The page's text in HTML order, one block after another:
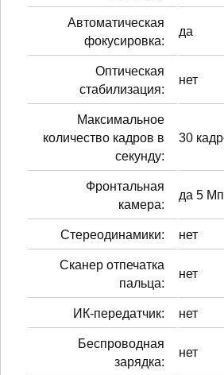
Автоматическая
фокусировка:
да
Оптическая
стабилизация:
нет
Максимальное
количество кадров в
секунду:
30
Фронтальная
камера:
да 5 Мп
Стереодинамики: нет
Сканер отпечатка
пальца:
нет
ИК-передатчик: нет
Беспроводная
зарядка:
нет